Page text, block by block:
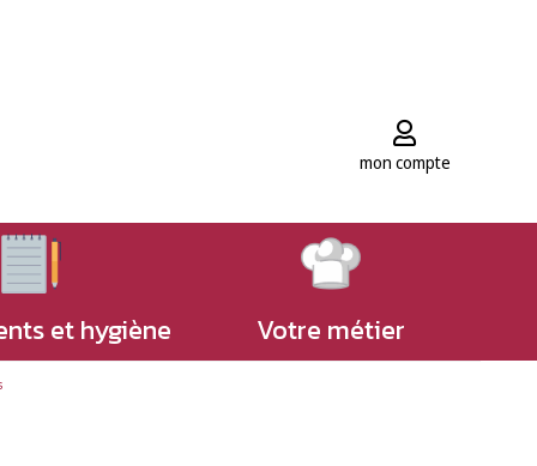
mon compte
et hygiène Votre métier